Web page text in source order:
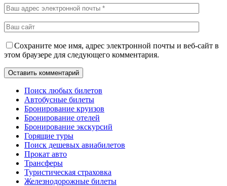
Сохраните мое имя, адрес электронной почты и веб-сайт в
этом браузере для следующего комментария.
Поиск любых билетов
Автобусные билеты
Бронирование круизов
Бронирование отелей
Бронирование экскурсий
Горящие туры
Поиск дешевых авиабилетов
Прокат авто
Трансферы
Туристическая страховка
Железнодорожные билеты